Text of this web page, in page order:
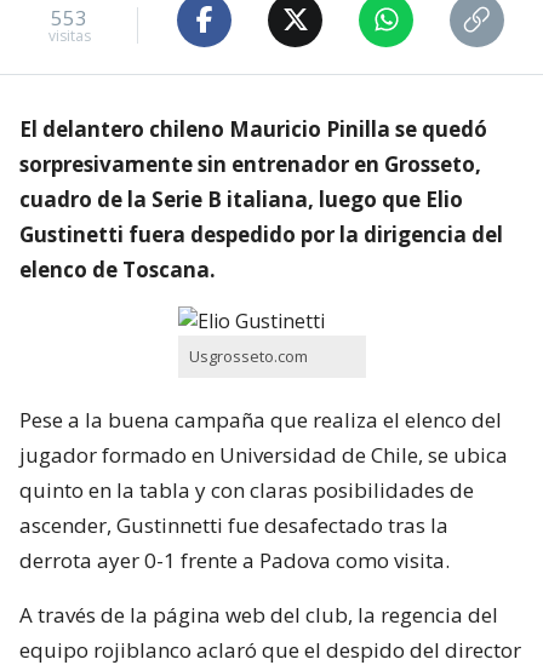
553
visitas
El delantero chileno Mauricio Pinilla se quedó
sorpresivamente sin entrenador en Grosseto,
cuadro de la Serie B italiana, luego que Elio
Gustinetti fuera despedido por la dirigencia del
elenco de Toscana.
Usgrosseto.com
Pese a la buena campaña que realiza el elenco del
jugador formado en Universidad de Chile, se ubica
quinto en la tabla y con claras posibilidades de
ascender, Gustinnetti fue desafectado tras la
derrota ayer 0-1 frente a Padova como visita.
A través de la página web del club, la regencia del
equipo rojiblanco aclaró que el despido del director